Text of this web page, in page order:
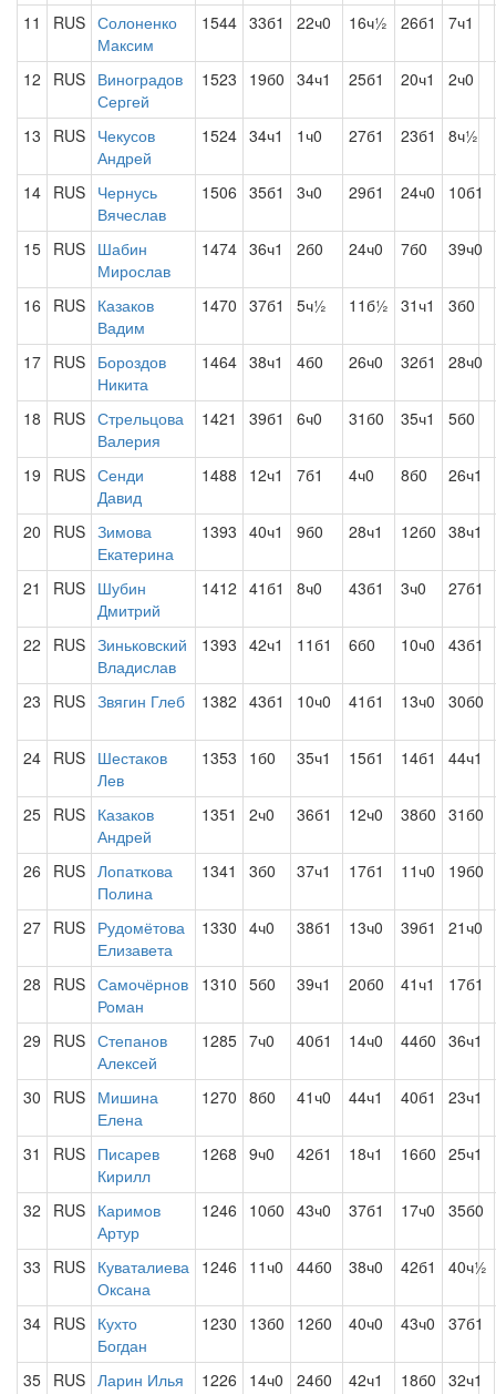
11 RUS Солоненко
Максим
1544 33б1 22ч0 16ч½ 26б1 7ч1
12 RUS Виноградов
Сергей
1523 19б0 34ч1 25б1 20ч1 2ч0
13 RUS Чекусов
Андрей
1524 34ч1 1ч0 27б1 23б1 8ч½
14 RUS Чернусь
Вячеслав
1506 35б1 3ч0 29б1 24ч0 10б1
15 RUS Шабин
Мирослав
1474 36ч1 2б0 24ч0 7б0 39ч0
16 RUS Казаков
Вадим
1470 37б1 5ч½ 11б½ 31ч1 3б0
17 RUS Бороздов
Никита
1464 38ч1 4б0 26ч0 32б1 28ч0
18 RUS Стрельцова
Валерия
1421 39б1 6ч0 31б0 35ч1 5б0
19 RUS Сенди
Давид
1488 12ч1 7б1 4ч0 8б0 26ч1
20 RUS Зимова
Екатерина
1393 40ч1 9б0 28ч1 12б0 38ч1
21 RUS Шубин
Дмитрий
1412 41б1 8ч0 43б1 3ч0 27б1
22 RUS Зиньковский
Владислав
1393 42ч1 11б1 6б0 10ч0 43б1
23 RUS Звягин Глеб 1382 43б1 10ч0 41б1 13ч0 30б0
24 RUS Шестаков
Лев
1353 1б0 35ч1 15б1 14б1 44ч1
25 RUS Казаков
Андрей
1351 2ч0 36б1 12ч0 38б0 31б0
26 RUS Лопаткова
Полина
1341 3б0 37ч1 17б1 11ч0 19б0
27 RUS Рудомётова
Елизавета
1330 4ч0 38б1 13ч0 39б1 21ч0
28 RUS Самочёрнов
Роман
1310 5б0 39ч1 20б0 41ч1 17б1
29 RUS Степанов
Алексей
1285 7ч0 40б1 14ч0 44б0 36ч1
30 RUS Мишина
Елена
1270 8б0 41ч0 44ч1 40б1 23ч1
31 RUS Писарев
Кирилл
1268 9ч0 42б1 18ч1 16б0 25ч1
32 RUS Каримов
Артур
1246 10б0 43ч0 37б1 17ч0 35б0
33 RUS Куваталиева
Оксана
1246 11ч0 44б0 38ч0 42б1 40ч½
34 RUS Кухто
Богдан
1230 13б0 12б0 40ч0 43ч0 37б1
35 RUS Ларин Илья 1226 14ч0 24б0 42ч1 18б0 32ч1